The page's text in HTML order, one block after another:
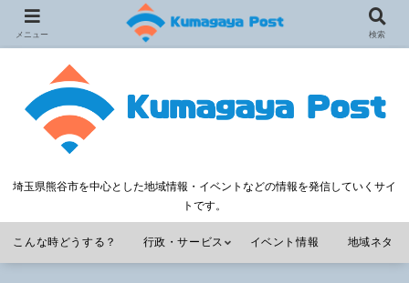
埼玉県熊谷市を中心とした地域情報・イベントなどの情報を発信していくサイ
トです。
こんな時どうする？ 行政・サービス イベント情報 地域ネタ
メニュー 検索